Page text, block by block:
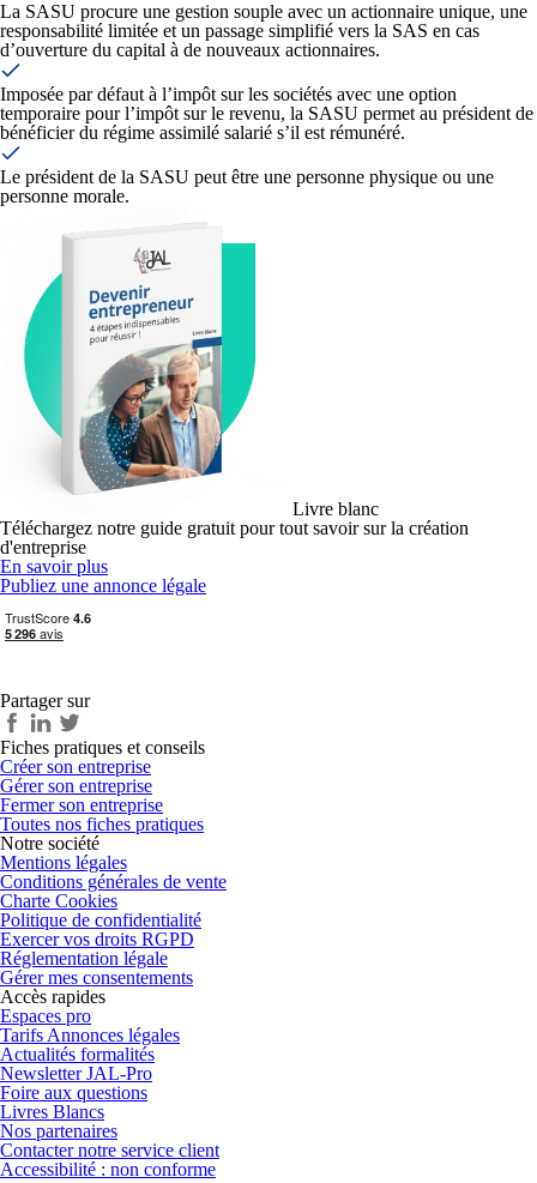
La SASU procure une gestion souple avec un actionnaire unique, une
responsabilité limitée et un passage simplifié vers la SAS en cas
d’ouverture du capital à de nouveaux actionnaires.
Imposée par défaut à l’impôt sur les sociétés avec une option
temporaire pour l’impôt sur le revenu, la SASU permet au président de
bénéficier du régime assimilé salarié s’il est rémunéré.
Le président de la SASU peut être une personne physique ou une
personne morale.
Livre blanc
Téléchargez notre guide gratuit pour tout savoir sur la création
d'entreprise
En savoir plus
Publiez une annonce légale
Partager sur
Fiches pratiques et conseils
Créer son entreprise
Gérer son entreprise
Fermer son entreprise
Toutes nos fiches pratiques
Notre société
Mentions légales
Conditions générales de vente
Charte Cookies
Politique de confidentialité
Exercer vos droits RGPD
Réglementation légale
Gérer mes consentements
Accès rapides
Espaces pro
Tarifs Annonces légales
Actualités formalités
Newsletter JAL-Pro
Foire aux questions
Livres Blancs
Nos partenaires
Contacter notre service client
Accessibilité : non conforme